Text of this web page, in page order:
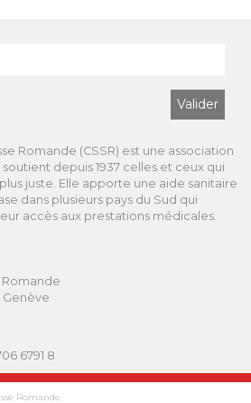
Romande (CSSR) est une association
depuis 1937 celles et ceux qui
juste. Elle apporte une aide sanitaire
dans plusieurs pays du Sud qui
accès aux prestations médicales.
Romande
Genève
6791 8
Romande